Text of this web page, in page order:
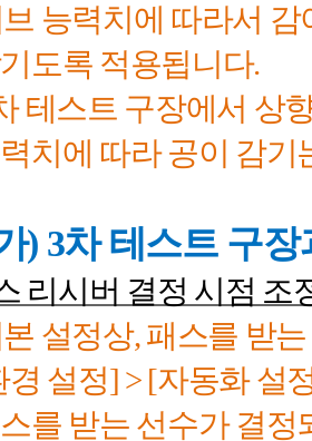
능력치에 따라서
도록 적용됩니다.
테스트 구장에서 상
치에 따라 공이 감
) 3차 테스트 구
리시버 결정 시점 조
설정상,패스를 받
경 설정] > [자동화 설
를 받는 선수가 결정